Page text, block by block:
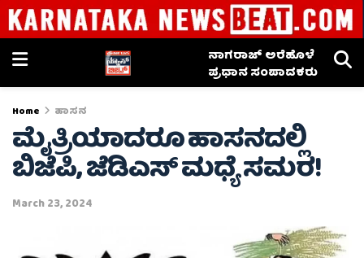
ನಾಗರಾಜ್ ಅರೆಹೊಳೆ
ಪ್ರಧಾನ ಸಂಪಾದಕರು
Home ಹಾಸನ
ಮೈತ್ರಿಯಾದರೂ ಹಾಸನದಲ್ಲಿ
ಬಿಜೆಪಿ, ಜೆಡಿಎಸ್ ಮಧ್ಯೆ ಸಮರ!
March 23, 2024